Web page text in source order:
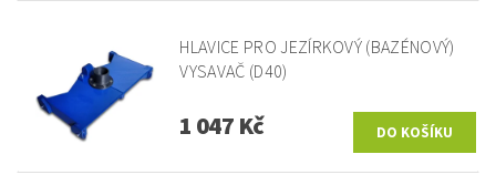
HLAVICE PRO JEZÍRKOVÝ (BAZÉNOVÝ)
VYSAVAČ (D40)
1 047 Kč